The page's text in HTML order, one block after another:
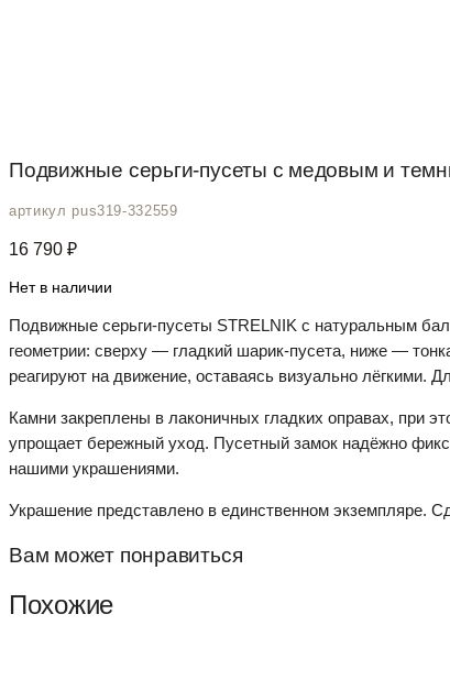
Подвижные серьги-пусеты с медовым и
артикул pus319-332559
16 790 ₽
Нет в наличии
Подвижные серьги-пусеты STRELNIK с натуральным
геометрии: сверху — гладкий шарик-пусета, ниже —
реагируют на движение, оставаясь визуально лёгкими.
Камни закреплены в лаконичных гладких оправах, при
упрощает бережный уход. Пусетный замок надёжно
нашими украшениями.
Украшение представлено в единственном экземпляре.
Вам может понравиться
Похожие